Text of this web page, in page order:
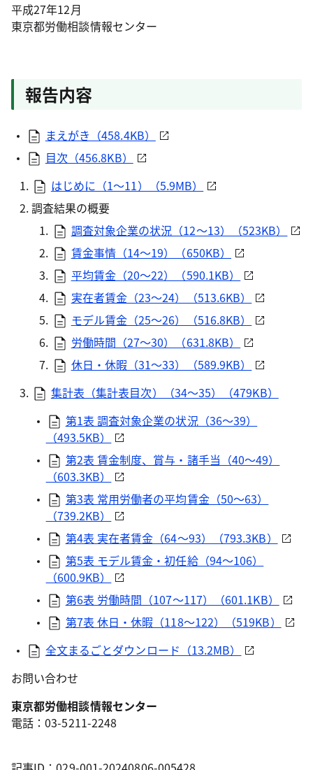
平成27年12月
東京都労働相談情報センター
報告内容
まえがき（458.4KB）
目次（456.8KB）
はじめに（1～11）（5.9MB）
調査結果の概要
調査対象企業の状況（12～13）（523KB）
賃金事情（14～19）（650KB）
平均賃金（20～22）（590.1KB）
実在者賃金（23～24）（513.6KB）
モデル賃金（25～26）（516.8KB）
労働時間（27～30）（631.8KB）
休日・休暇（31～33）（589.9KB）
集計表（集計表目次）（34～35）（479KB）
第1表 調査対象企業の状況（36～39）
（493.5KB）
第2表 賃金制度、賞与・諸手当（40～49）
（603.3KB）
第3表 常用労働者の平均賃金（50～63）
（739.2KB）
第4表 実在者賃金（64～93）（793.3KB）
第5表 モデル賃金・初任給（94～106）
（600.9KB）
第6表 労働時間（107～117）（601.1KB）
第7表 休日・休暇（118～122）（519KB）
全文まるごとダウンロード（13.2MB）
お問い合わせ
東京都労働相談情報センター
電話：03-5211-2248